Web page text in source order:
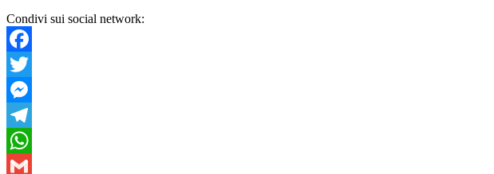
Condivi sui social network:
Facebook
Twitter
Messenger
Telegram
WhatsApp